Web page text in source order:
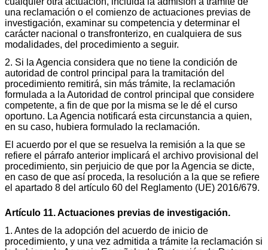
una reclamación o el comienzo de actuaciones previas de
investigación, examinar su competencia y determinar el
carácter nacional o transfronterizo, en cualquiera de sus
modalidades, del procedimiento a seguir.
2. Si la Agencia considera que no tiene la condición de
autoridad de control principal para la tramitación del
procedimiento remitirá, sin más trámite, la reclamación
formulada a la Autoridad de control principal que considere
competente, a fin de que por la misma se le dé el curso
oportuno. La Agencia notificará esta circunstancia a quien,
en su caso, hubiera formulado la reclamación.
El acuerdo por el que se resuelva la remisión a la que se
refiere el párrafo anterior implicará el archivo provisional del
procedimiento, sin perjuicio de que por la Agencia se dicte,
en caso de que así proceda, la resolución a la que se refiere
el apartado 8 del artículo 60 del Reglamento (UE) 2016/679.
Artículo 11. Actuaciones previas de investigación.
1. Antes de la adopción del acuerdo de inicio de
procedimiento, y una vez admitida a trámite la reclamación si